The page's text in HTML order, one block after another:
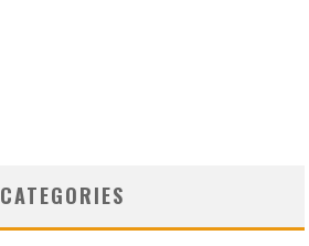
CATEGORIES